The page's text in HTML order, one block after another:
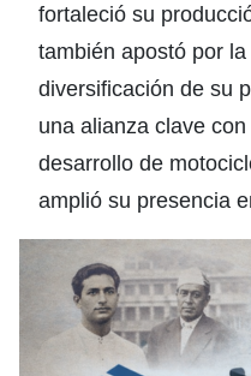
fortaleció su
también apostó por
diversificación de su
una alianza clave con
desarrollo de
amplió su presencia